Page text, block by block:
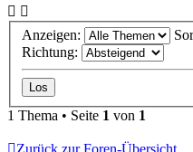
Anzeigen:
Richtung:
1 Thema • Seite 1 von 1